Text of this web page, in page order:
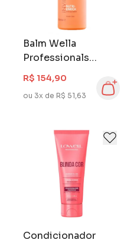
Balm Wella
Professionals
Invigo 150 ml Nutri
Enrich
R$ 154,90
ou 3x de R$ 51,63
Condicionador